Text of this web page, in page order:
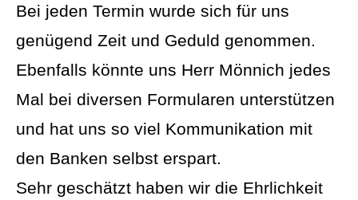
Bei jeden Termin wurde sich für uns
genügend Zeit und Geduld genommen.
Ebenfalls könnte uns Herr Mönnich jedes
Mal bei diversen Formularen unterstützen
und hat uns so viel Kommunikation mit
den Banken selbst erspart.
Sehr geschätzt haben wir die Ehrlichkeit